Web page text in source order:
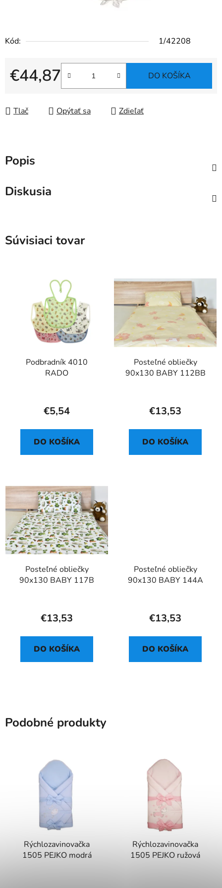
Kód: 1/42208
€44,87
Jednotková cena:
DO KOŠÍKA
Tlač Opýtať sa Zdieľať
Popis
Diskusia
Súvisiaci tovar
Podbradník 4010
RADO
€5,54
DO KOŠÍKA
Posteľné obliečky
90x130 BABY 112BB
€13,53
DO KOŠÍKA
Posteľné obliečky
90x130 BABY 117B
€13,53
DO KOŠÍKA
Posteľné obliečky
90x130 BABY 144A
€13,53
DO KOŠÍKA
Podobné produkty
Rýchlozavinovačka
1505 PEJKO modrá
Rýchlozavinovačka
1505 PEJKO ružová